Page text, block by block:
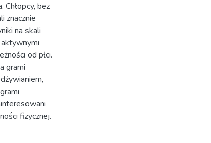
Chłopcy, bez
znacznie
na skali
od płci.
grami
fizycznej.